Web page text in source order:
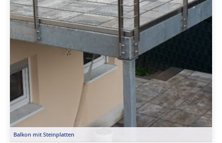
Balkon mit Steinplatten